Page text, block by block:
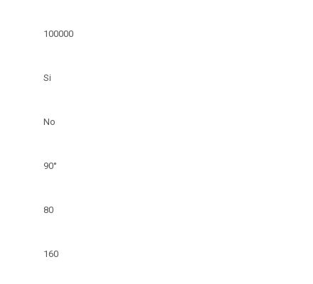
100000
Si
No
90°
80
160